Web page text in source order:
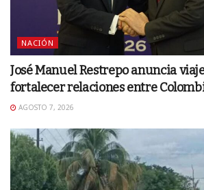
NACIÓN
José Manuel Restrepo anuncia
fortalecer relaciones entre
AGOSTO 7, 2026